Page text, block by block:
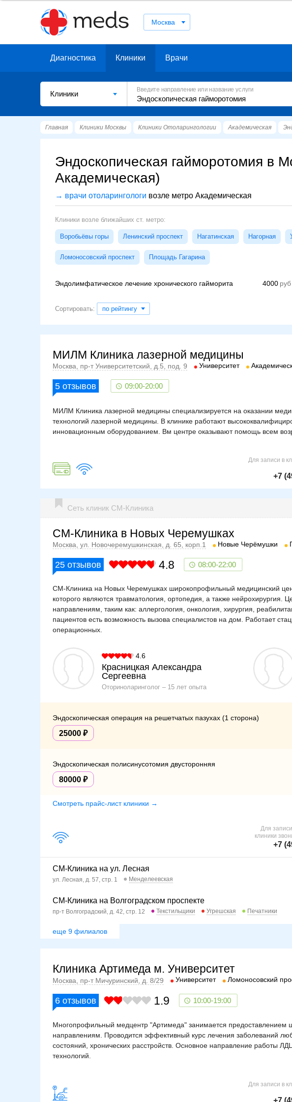
Москва
Диагностика Клиники Врачи
Клиники
Введите направление или название услуги
Главная Клиники Москвы Клиники Отоларингологии Академическая
Эндоскопическая гайморотомия в
Академическая)
→ врачи отоларингологи возле метро Академическая
Клиники возле ближайших ст. метро:
Воробьёвы горы Ленинский проспект Нагатинская Нагорная
Ломоносовский проспект Площадь Гагарина
Эндолимфатическое лечение хронического гайморита 4000
Сортировать: по рейтингу
МИЛМ Клиника лазерной медицины
Москва, пр-т Университетский, д.5, под. 9 Университет
5 отзывов 09:00-20:00
МИЛМ Клиника лазерной медицины специализируется на оказании
технологий лазерной медицины. В клинике работают
инновационным оборудованием. Вм центре оказывают помощь всем
Для записи в
+7
Сеть клиник СМ-Клиника
СМ-Клиника в Новых Черемушках
Москва, ул. Новочеремушкинская, д. 65, корп.1 Новые Черёмушки
25 отзывов 4.8 08:00-22:00
СМ-Клиника на Новых Черемушках широкопрофильный медицинский
которого являются травматология, ортопедия, а также нейрохирургия.
направлениям, таким как: аллергология, онкология, хирургия,
пациентов есть возможность вызова специалистов на дом. Работает
операционных.
4.6
Красницкая Александра
Сергеевна
Оториноларинголог 15 лет опыта
Эндоскопическая операция на решетчатых пазухах (1 сторона)
25000
Эндоскопическая полисинусотомия двусторонняя
80000
Смотреть прайс-лист клиники →
Для
клиники
+7
СМ-Клиника на ул. Лесная
ул. Лесная, д. 57, стр. 1 Менделеевская
СМ-Клиника на Волгоградском проспекте
пр-т Волгоградский, д. 42, стр. 12 Текстильщики Угрешская Печатники
еще 9 филиалов
Клиника Артимеда м. Университет
Москва, пр-т Мичуринский, д. 8/29 Университет Ломоносовский
6 отзывов 1.9 10:00-19:00
Многопрофильный медцентр "Артимеда" занимается предоставлением
направлениям. Проводится эффективный курс лечения заболеваний
состояний, хронических расстройств. Основное направление работы
технологий.
Для записи в